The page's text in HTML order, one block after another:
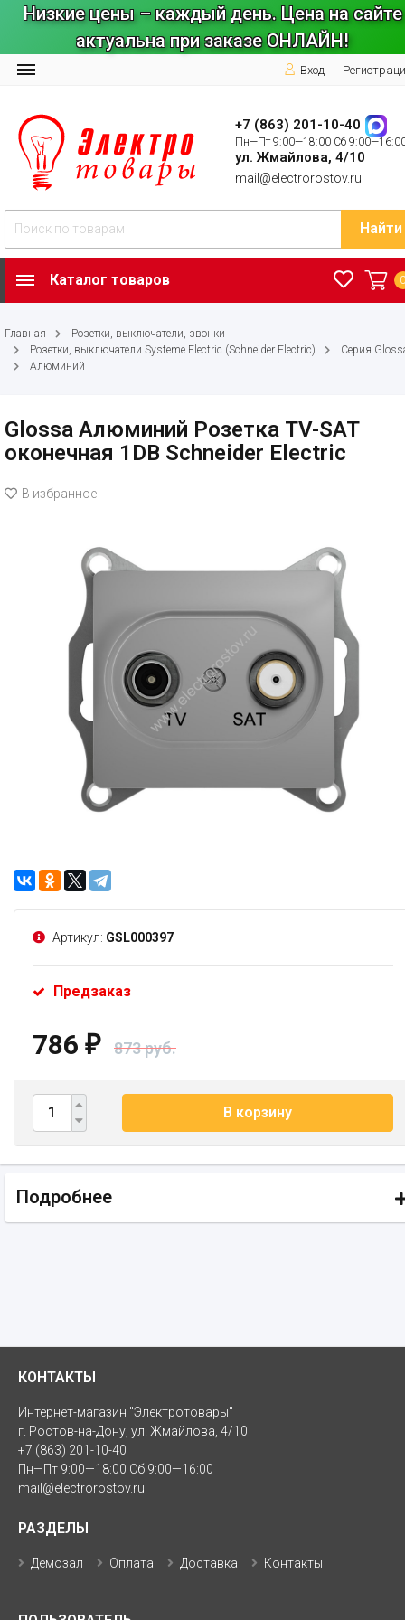
Низкие цены – каждый день. Цена на сайте
актуальна при заказе ОНЛАЙН!
Вход
+7 (863) 201-10-40
Пн—Пт 9:00—18:00 Сб
ул. Жмайлова, 4/10
mail@electrorostov.ru
Найти
Каталог товаров
Главная
Розетки, выключатели, звонки
Розетки, выключатели Systeme Electric (Schneider Electric)
Серия
Алюминий
Glossa Алюминий Розетка TV-SAT
оконечная 1DB Schneider Electric
В избранное
Артикул: GSL000397
Предзаказ
786 ₽ 873 руб.
В корзину
Подробнее
КОНТАКТЫ
Интернет-магазин "Электротовары"
г. Ростов-на-Дону, ул. Жмайлова, 4/10
+7 (863) 201-10-40
Пн—Пт 9:00—18:00 Сб 9:00—16:00
mail@electrorostov.ru
РАЗДЕЛЫ
Демозал Оплата Доставка Контакты